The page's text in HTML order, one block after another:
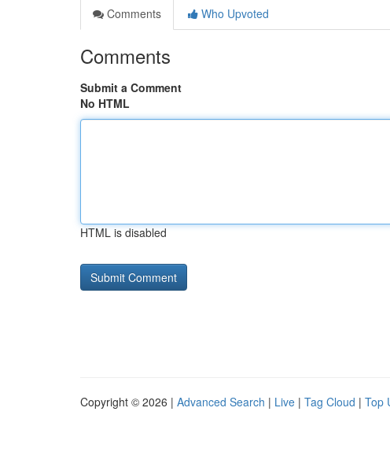
Comments
Who Upvoted
Comments
Submit a Comment
No HTML
HTML is disabled
Copyright © 2026 | Advanced Search | Live | Tag Cloud | Top